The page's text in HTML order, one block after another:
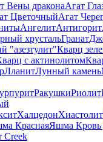
Вены драконаАгат
ЦветочныйАгат
АнгелитАнтигорит
хрустальГранат
"азезтулит"Кварц
с актинолитом
ЛланитЛунный камень
РакушкиРиолит
ХалцедонХиастолит
КраснаяЯшма Кровь
Creek